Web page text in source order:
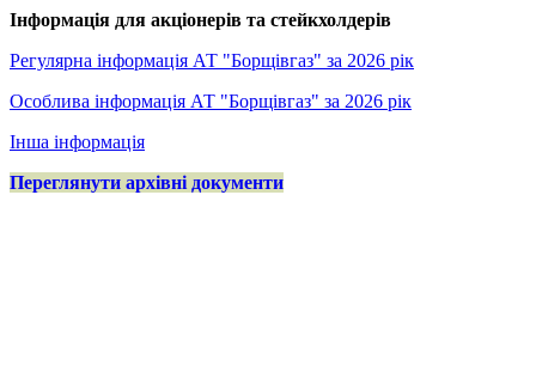
Інформація для акціонерів та стейкхолдерів
Регулярна інформація АТ "Борщівгаз" за 2026 рік
Особлива інформація АТ "Борщівгаз" за 2026 рік
Інша інформація
Переглянути архівні документи